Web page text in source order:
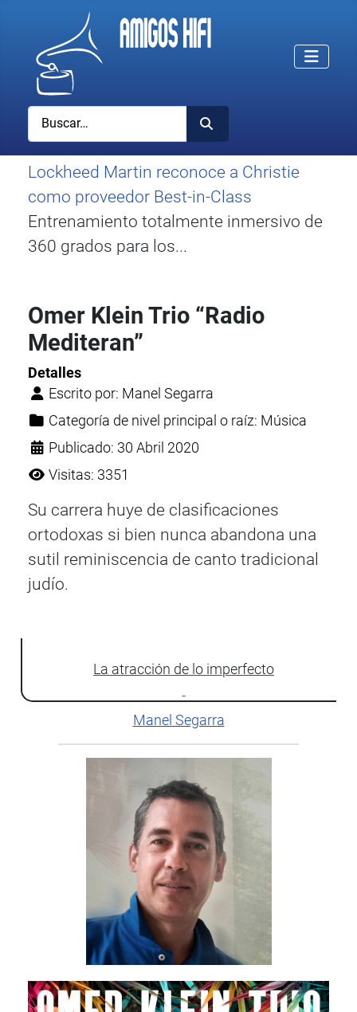
Buscar
Lockheed Martin reconoce a Christie
como proveedor Best-in-Class
Entrenamiento totalmente inmersivo de
360 grados para los...
Omer Klein Trio “Radio
Mediteran”
Detalles
Escrito por: Manel Segarra
Categoría de nivel principal o raíz: Música
Publicado: 30 Abril 2020
Visitas: 3351
Su carrera huye de clasificaciones
ortodoxas si bien nunca abandona una
sutil reminiscencia de canto tradicional
judío.
La atracción de lo imperfecto
Manel Segarra